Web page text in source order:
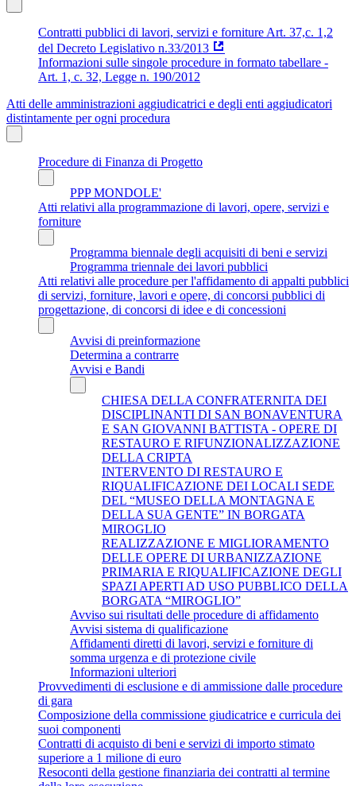
Contratti pubblici di lavori, servizi e forniture Art. 37,c. 1,2
del Decreto Legislativo n.33/2013
Informazioni sulle singole procedure in formato tabellare -
Art. 1, c. 32, Legge n. 190/2012
Atti delle amministrazioni aggiudicatrici e degli enti aggiudicatori
distintamente per ogni procedura
Procedure di Finanza di Progetto
PPP MONDOLE'
Atti relativi alla programmazione di lavori, opere, servizi e
forniture
Programma biennale degli acquisiti di beni e servizi
Programma triennale dei lavori pubblici
Atti relativi alle procedure per l'affidamento di appalti pubblici
di servizi, forniture, lavori e opere, di concorsi pubblici di
progettazione, di concorsi di idee e di concessioni
Avvisi di preinformazione
Determina a contrarre
Avvisi e Bandi
CHIESA DELLA CONFRATERNITA DEI
DISCIPLINANTI DI SAN BONAVENTURA
E SAN GIOVANNI BATTISTA - OPERE DI
RESTAURO E RIFUNZIONALIZZAZIONE
DELLA CRIPTA
INTERVENTO DI RESTAURO E
RIQUALIFICAZIONE DEI LOCALI SEDE
DEL “MUSEO DELLA MONTAGNA E
DELLA SUA GENTE” IN BORGATA
MIROGLIO
REALIZZAZIONE E MIGLIORAMENTO
DELLE OPERE DI URBANIZZAZIONE
PRIMARIA E RIQUALIFICAZIONE DEGLI
SPAZI APERTI AD USO PUBBLICO DELLA
BORGATA “MIROGLIO”
Avviso sui risultati delle procedure di affidamento
Avvisi sistema di qualificazione
Affidamenti diretti di lavori, servizi e forniture di
somma urgenza e di protezione civile
Informazioni ulteriori
Provvedimenti di esclusione e di ammissione dalle procedure
di gara
Composizione della commissione giudicatrice e curricula dei
suoi componenti
Contratti di acquisto di beni e servizi di importo stimato
superiore a 1 milione di euro
Resoconti della gestione finanziaria dei contratti al termine